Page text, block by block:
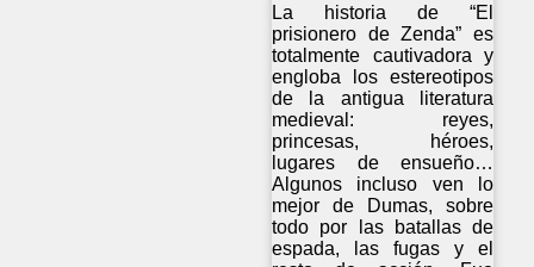
La historia de “El
prisionero de Zenda” es
totalmente cautivadora y
engloba los estereotipos
de la antigua literatura
medieval: reyes,
princesas, héroes,
lugares de ensueño…
Algunos incluso ven lo
mejor de Dumas, sobre
todo por las batallas de
espada, las fugas y el